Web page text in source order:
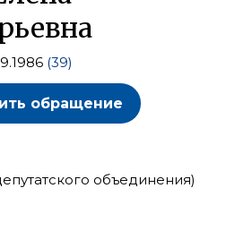
(39)
обращение
объединения)